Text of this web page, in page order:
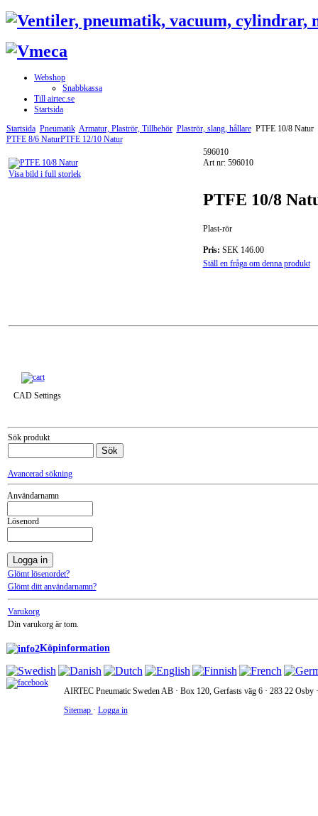
Webshop
Snabbkassa
Till airtec.se
Startsida
Startsida Pneumatik Armatur, Plaströr, Tillbehör Plaströr, slang, hållare PTFE 10/8 Natur
PTFE 8/6 NaturPTFE 12/10 Natur
Visa bild i full storlek
596010
Art nr: 596010
PTFE 10/8
Plast-rör
Pris: SEK 146.00
Ställ en fråga om denna produkt
CAD Settings
Sök produkt
Avancerad sökning
Användarnamn
Lösenord
Glömt lösenordet?
Glömt ditt användarnamn?
Varukorg
Din varukorg är tom.
Köpinformation
AIRTEC Pneumatic Sweden AB · Box 120, Gerfasts väg 6 · 283 22
Sitemap · Logga in